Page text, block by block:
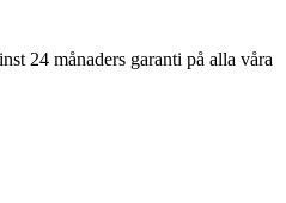
24 månaders garanti på alla våra